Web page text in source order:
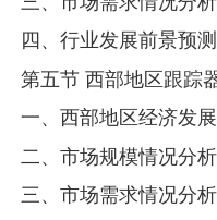
四、行业发展前景预测
第五节 西部地区跟踪
一、西部地区经济发
二、市场规模情况分析
三、市场需求情况分析